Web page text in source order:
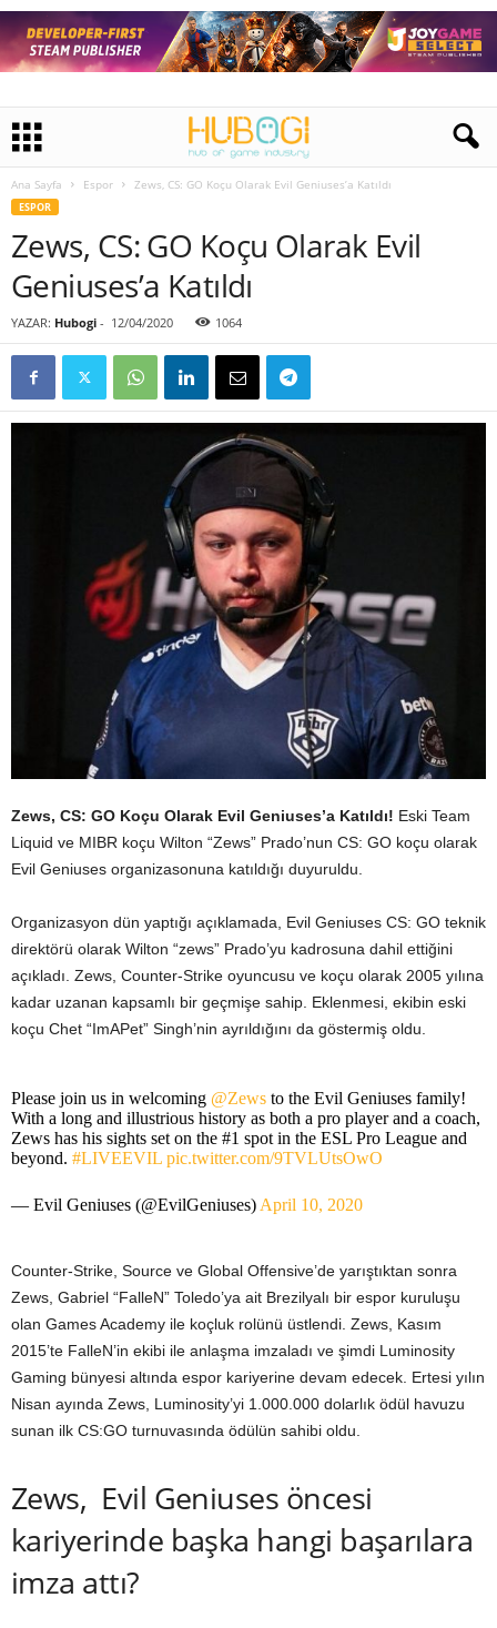
Ana Sayfa Espor Zews, CS: GO Koçu Olarak Evil Geniuses’a Katıldı
ESPOR
Zews, CS: GO Koçu Olarak Evil
Geniuses’a Katıldı
YAZAR: Hubogi - 12/04/2020 1064
Zews, CS: GO Koçu Olarak Evil Geniuses’a Katıldı! Eski Team
Liquid ve MIBR koçu Wilton “Zews” Prado’nun CS: GO koçu olarak
Evil Geniuses organizasonuna katıldığı duyuruldu.
Organizasyon dün yaptığı açıklamada, Evil Geniuses CS: GO teknik
direktörü olarak Wilton “zews” Prado’yu kadrosuna dahil ettiğini
açıkladı. Zews, Counter-Strike oyuncusu ve koçu olarak 2005 yılına
kadar uzanan kapsamlı bir geçmişe sahip. Eklenmesi, ekibin eski
koçu Chet “ImAPet” Singh’nin ayrıldığını da göstermiş oldu.
Please join us in welcoming @Zews to the Evil Geniuses family!
With a long and illustrious history as both a pro player and a coach,
Zews has his sights set on the #1 spot in the ESL Pro League and
beyond. #LIVEEVIL pic.twitter.com/9TVLUtsOwO
— Evil Geniuses (@EvilGeniuses) April 10, 2020
Counter-Strike, Source ve Global Offensive’de yarıştıktan sonra
Zews, Gabriel “FalleN” Toledo’ya ait Brezilyalı bir espor kuruluşu
olan Games Academy ile koçluk rolünü üstlendi. Zews, Kasım
2015’te FalleN’in ekibi ile anlaşma imzaladı ve şimdi Luminosity
Gaming bünyesi altında espor kariyerine devam edecek. Ertesi yılın
Nisan ayında Zews, Luminosity’yi 1.000.000 dolarlık ödül havuzu
sunan ilk CS:GO turnuvasında ödülün sahibi oldu.
Zews, Evil Geniuses öncesi
kariyerinde başka hangi başarılara
imza attı?